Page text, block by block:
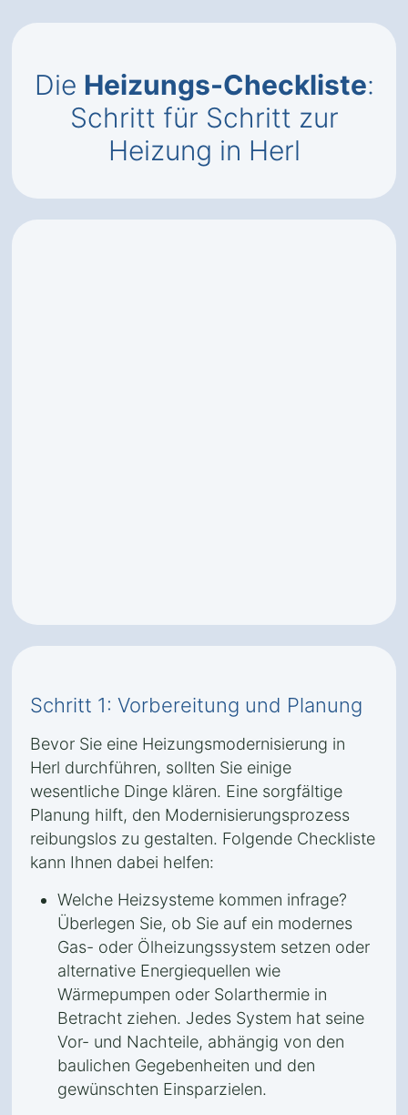
Die Heizungs-Checkliste:
Schritt für Schritt zur
Heizung in Herl
Schritt 1: Vorbereitung und Planung
Bevor Sie eine Heizungsmodernisierung in
Herl durchführen, sollten Sie einige
wesentliche Dinge klären. Eine sorgfältige
Planung hilft, den Modernisierungsprozess
reibungslos zu gestalten. Folgende Checkliste
kann Ihnen dabei helfen:
Welche Heizsysteme kommen infrage?
Überlegen Sie, ob Sie auf ein modernes
Gas- oder Ölheizungssystem setzen oder
alternative Energiequellen wie
Wärmepumpen oder Solarthermie in
Betracht ziehen. Jedes System hat seine
Vor- und Nachteile, abhängig von den
baulichen Gegebenheiten und den
gewünschten Einsparzielen.